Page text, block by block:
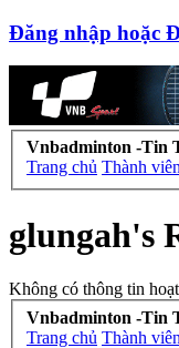
Đăng nhập hoặc
Vnbadminton -Tin
Trang chủ Thành
glungah's
Không có thông tin
Vnbadminton -Tin
Trang chủ Thành viên